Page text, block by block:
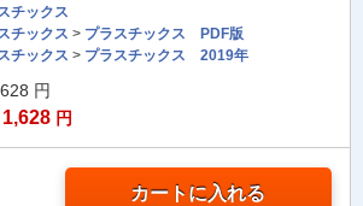
チックス
チックス > プラスチックス PDF版
チックス > プラスチックス 2019年
円
1,628 円
カートに入れる